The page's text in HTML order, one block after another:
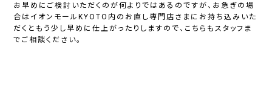
お早めにご検討いただくのが何よりではあるのですが、お急ぎの場
合はイオンモールKYOTO内のお直し専門店さまにお持ち込みいた
だくともう少し早めに仕上がったりしますので、こちらもスタッフま
でご相談ください。